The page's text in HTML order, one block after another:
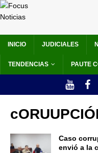
INICIO JUDICIALES
TENDENCIAS PAUTE
Caso
envió a la